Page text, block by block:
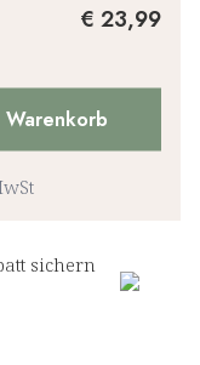
€ 23,99
Warenkorb
sichern